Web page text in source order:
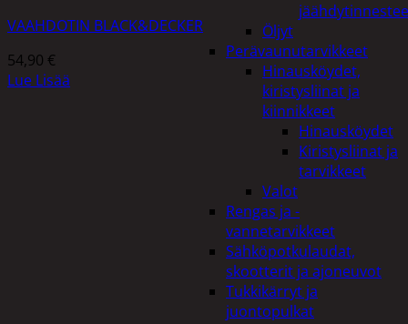
Öljyt
Perävaunutarvikkeet
Hinausköydet,
kiristysliinat ja
kiinnikkeet
Hinausköydet
Kiristysliinat ja
tarvikkeet
Valot
Rengas ja -
vannetarvikkeet
Sähköpotkulaudat,
skootterit ja ajoneuvot
Tukkikärryt ja
juontopulkat
VAAHDOTIN BLACK&DECKER
54,90 €
Lue Lisää